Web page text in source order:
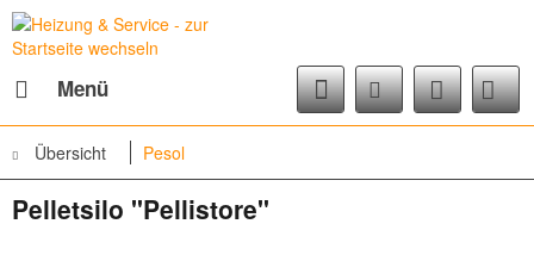
Menü
Übersicht Pesol
Pelletsilo "Pellistore"